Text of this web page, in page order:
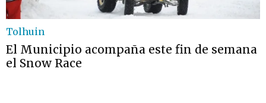
Tolhuin
El Municipio acompaña este fin de semana
el Snow Race